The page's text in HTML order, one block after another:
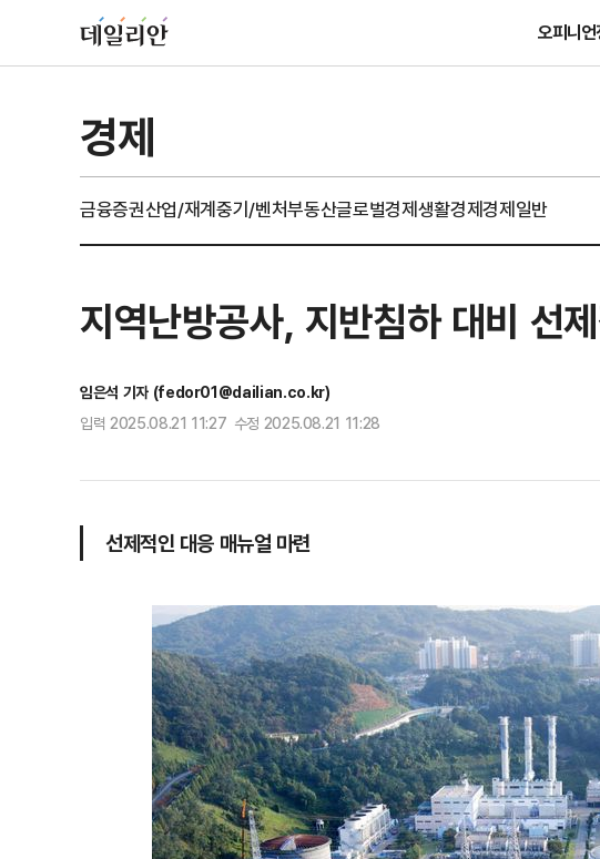
오피니언
경제
금융증권산업/재계중기/벤처부동산글로벌경제생활경제경제일반
지역난방공사, 지반침하 대비 선
임은석 기자 (fedor01@dailian.co.kr)
입력 2025.08.21 11:27 수정 2025.08.21 11:28
선제적인 대응 매뉴얼 마련